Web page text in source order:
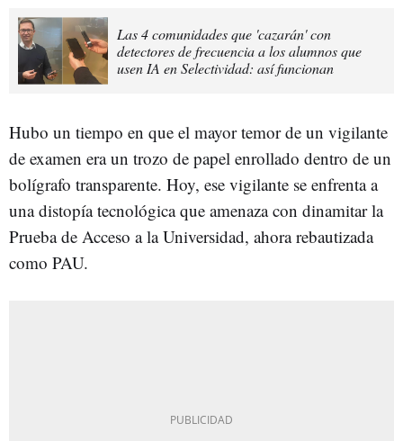
Las 4 comunidades que 'cazarán' con
detectores de frecuencia a los alumnos que
usen IA en Selectividad: así funcionan
Hubo un tiempo en que el mayor temor de un vigilante
de examen era un trozo de papel enrollado dentro de un
bolígrafo transparente. Hoy, ese vigilante se enfrenta a
una distopía tecnológica que amenaza con dinamitar la
Prueba de Acceso a la Universidad, ahora rebautizada
como PAU.